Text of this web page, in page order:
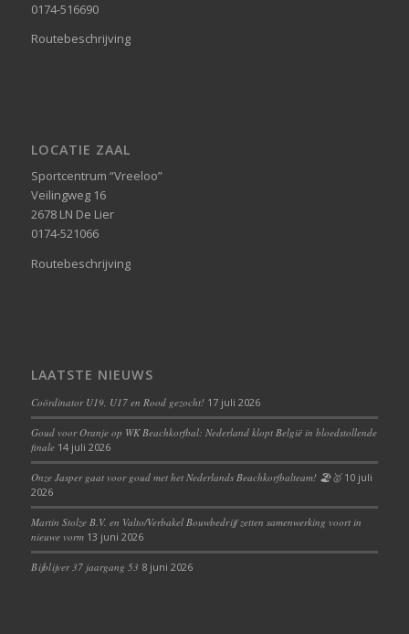
0174-516690
Routebeschrijving
LOCATIE ZAAL
Sportcentrum “Vreeloo”
Veilingweg 16
2678 LN De Lier
0174-521066
Routebeschrijving
LAATSTE NIEUWS
Coördinator U19, U17 en Rood gezocht! 17 juli 2026
Goud voor Oranje op WK Beachkorfbal: Nederland klopt België in bloedstollende
finale 14 juli 2026
Onze Jasper gaat voor goud met het Nederlands Beachkorfbalteam! 🏖️🥇 10 juli
2026
Martin Stolze B.V. en Valto/Verbakel Bouwbedrijf zetten samenwerking voort in
nieuwe vorm 13 juni 2026
Bijblijver 37 jaargang 53 8 juni 2026